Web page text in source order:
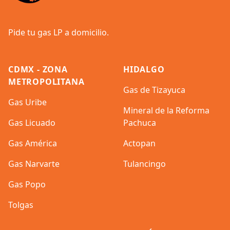
Pide tu gas LP a domicilio.
CDMX - ZONA
METROPOLITANA
Gas Uribe
Gas Licuado
Gas América
Gas Narvarte
Gas Popo
Tolgas
HIDALGO
Gas de Tizayuca
Mineral de la Reforma
Pachuca
Actopan
Tulancingo